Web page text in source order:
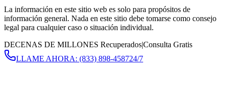
La información en este sitio web es solo para propósitos de
información general. Nada en este sitio debe tomarse como consejo
legal para cualquier caso o situación individual.
DECENAS DE MILLONES Recuperados|Consulta Gratis
LLAME AHORA: (833) 898-458724/7